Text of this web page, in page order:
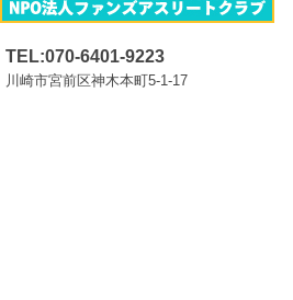
TEL:070-6401-9223
川崎市宮前区神木本町5-1-17